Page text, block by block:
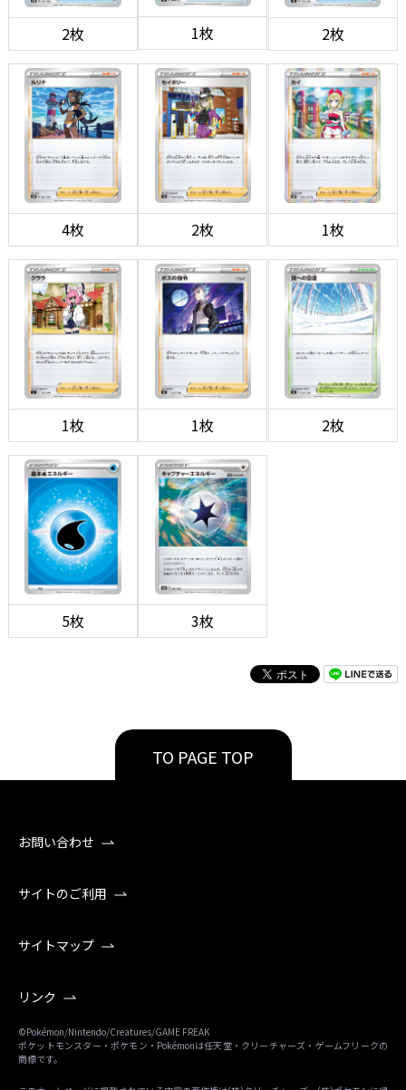
2枚 1枚 2枚
4枚 2枚 1枚
1枚 1枚 2枚
5枚 3枚
TO PAGE TOP
お問い合わせ
サイトのご利用
サイトマップ
リンク
©Pokémon/Nintendo/Creatures/GAME FREAK
ポケットモンスター・ポケモン・Pokémonは任天堂・クリーチャーズ・ゲームフリークの
商標です。